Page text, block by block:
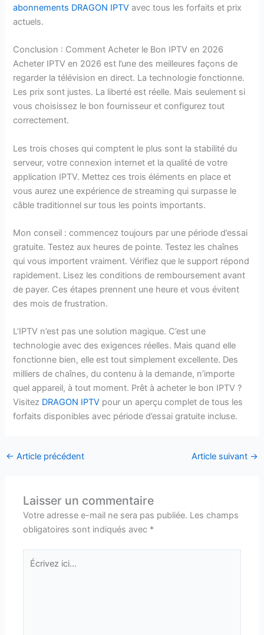
abonnements DRAGON IPTV avec tous les forfaits et prix
actuels.
Conclusion : Comment Acheter le Bon IPTV en 2026
Acheter IPTV en 2026 est l’une des meilleures façons de
regarder la télévision en direct. La technologie fonctionne.
Les prix sont justes. La liberté est réelle. Mais seulement si
vous choisissez le bon fournisseur et configurez tout
correctement.
Les trois choses qui comptent le plus sont la stabilité du
serveur, votre connexion internet et la qualité de votre
application IPTV. Mettez ces trois éléments en place et
vous aurez une expérience de streaming qui surpasse le
câble traditionnel sur tous les points importants.
Mon conseil : commencez toujours par une période d’essai
gratuite. Testez aux heures de pointe. Testez les chaînes
qui vous importent vraiment. Vérifiez que le support répond
rapidement. Lisez les conditions de remboursement avant
de payer. Ces étapes prennent une heure et vous évitent
des mois de frustration.
L’IPTV n’est pas une solution magique. C’est une
technologie avec des exigences réelles. Mais quand elle
fonctionne bien, elle est tout simplement excellente. Des
milliers de chaînes, du contenu à la demande, n’importe
quel appareil, à tout moment. Prêt à acheter le bon IPTV ?
Visitez DRAGON IPTV pour un aperçu complet de tous les
forfaits disponibles avec période d’essai gratuite incluse.
← Article précédent Article suivant →
Laisser un commentaire
Votre adresse e-mail ne sera pas publiée. Les champs
obligatoires sont indiqués avec *
Écrivez
ici…